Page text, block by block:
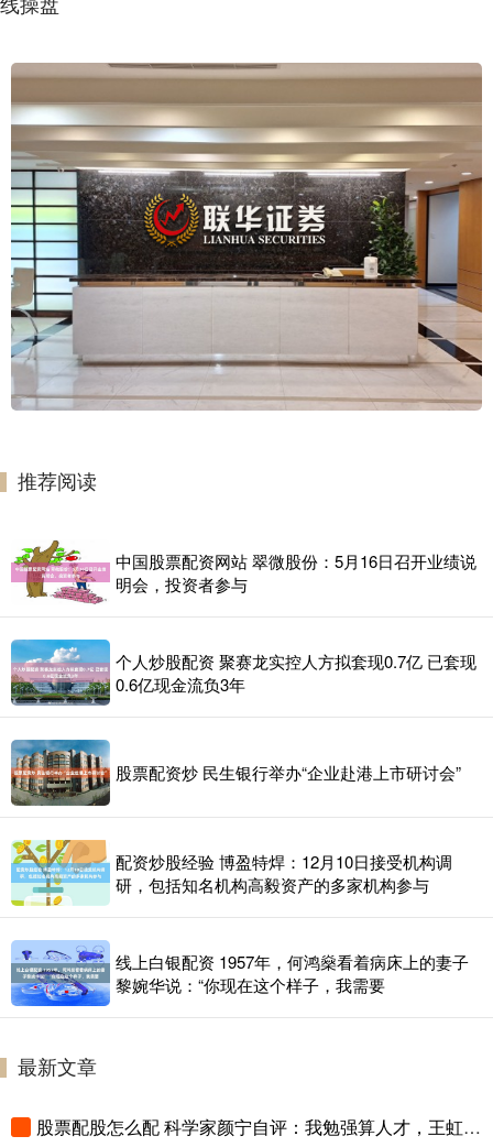
推荐阅读
中国股票配资网站 翠微股份：5月16日召开业绩说
明会，投资者参与
个人炒股配资 聚赛龙实控人方拟套现0.7亿 已套现
0.6亿现金流负3年
股票配资炒 民生银行举办“企业赴港上市研讨会”
配资炒股经验 博盈特焊：12月10日接受机构调
研，包括知名机构高毅资产的多家机构参与
线上白银配资 1957年，何鸿燊看着病床上的妻子
黎婉华说：“你现在这个样子，我需要
最新文章
股票配股怎么配 科学家颜宁自评：我勉强算人才，王虹才是天才